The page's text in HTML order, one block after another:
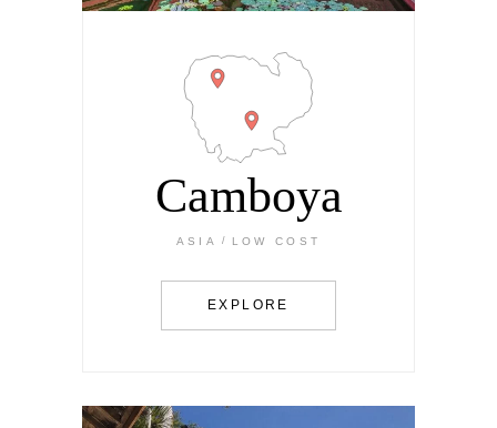
Camboya
ASIA LOW COST
EXPLORE